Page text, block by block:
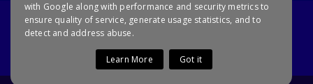
with Google along with performance and security metrics to
ensure quality of service, generate usage statistics, and to
detect and address abuse.
Learn More Got it